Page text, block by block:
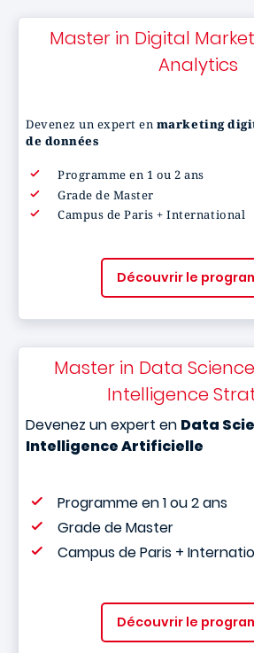
Master in Digital
Analytics
Devenez un expert en marketing
de données
Programme en 1 ou 2 ans
Grade de Master
Campus de Paris + International
Découvrir le
Master in Data
Intelligence
Devenez un expert en Data
Intelligence Artificielle
Programme en 1 ou 2 ans
Grade de Master
Campus de Paris +
Découvrir le